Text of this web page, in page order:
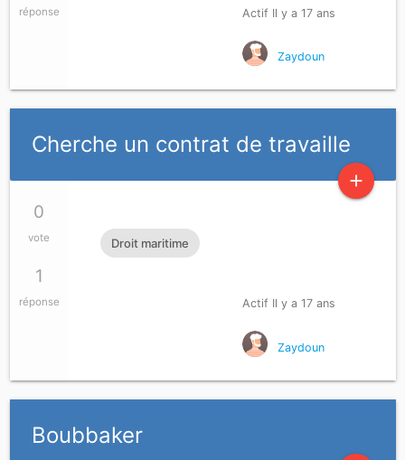
réponse Actif Il y a 17 ans
Zaydoun
Cherche un contrat de travaille
add
0
vote
1
réponse
Droit maritime
Actif Il y a 17 ans
Zaydoun
Boubbaker